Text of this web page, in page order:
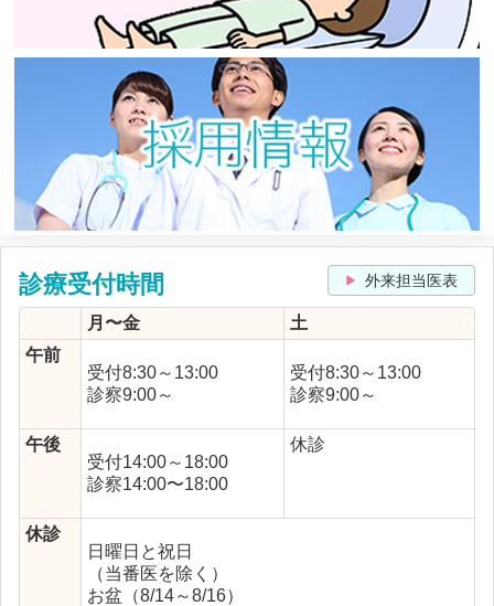
診療受付時間 外来担当医表
月〜金
土
午前
受付8:30～13:00
診察9:00～
受付8:30～13:00
診察9:00～
午後
受付14:00～18:00
診察14:00〜18:00
休診
休診
日曜日と祝日
（当番医を除く）
お盆（8/14～8/16）